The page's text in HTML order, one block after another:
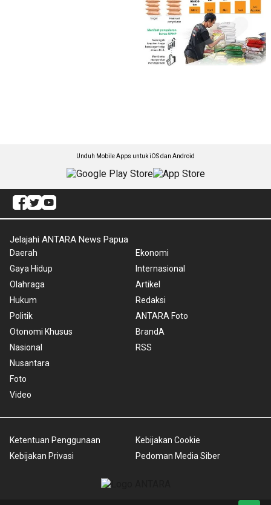
Unduh Mobile Apps untuk iOS dan Android
Jelajahi ANTARA News Papua
Daerah
Gaya Hidup
Olahraga
Hukum
Politik
Otonomi Khusus
Nasional
Nusantara
Foto
Video
Ekonomi
Internasional
Artikel
Redaksi
ANTARA Foto
BrandA
RSS
Ketentuan Penggunaan
Kebijakan Privasi
Kebijakan Cookie
Pedoman Media Siber